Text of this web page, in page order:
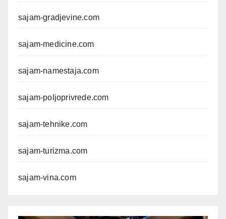
sajam-gradjevine.com
sajam-medicine.com
sajam-namestaja.com
sajam-poljoprivrede.com
sajam-tehnike.com
sajam-turizma.com
sajam-vina.com